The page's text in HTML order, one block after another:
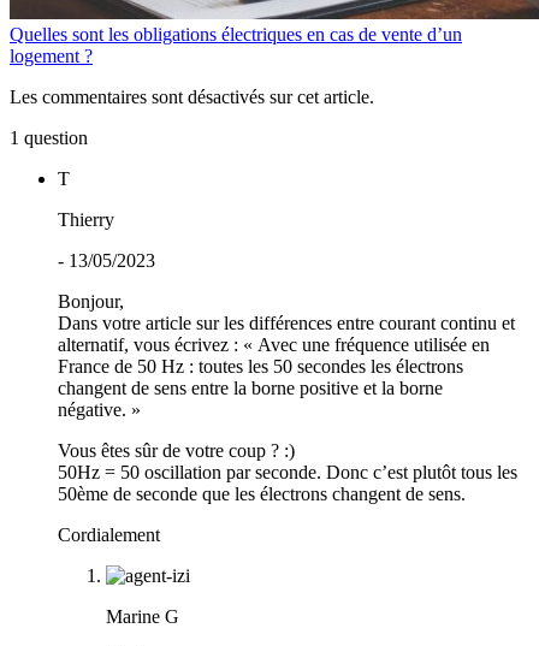
Quelles sont les obligations électriques en cas de vente d’un
logement ?
Les commentaires sont désactivés sur cet article.
1 question
T
Thierry
- 13/05/2023
Bonjour,
Dans votre article sur les différences entre courant continu et
alternatif, vous écrivez : « Avec une fréquence utilisée en
France de 50 Hz : toutes les 50 secondes les électrons
changent de sens entre la borne positive et la borne
négative. »
Vous êtes sûr de votre coup ? :)
50Hz = 50 oscillation par seconde. Donc c’est plutôt tous les
50ème de seconde que les électrons changent de sens.
Cordialement
Marine G